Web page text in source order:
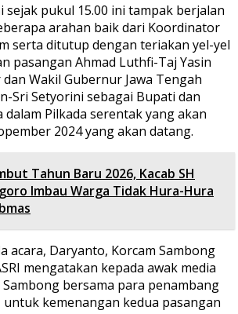
sejak pukul 15.00 ini tampak berjalan
arahan baik dari Koordinator
serta ditutup dengan teriakan yel-yel
pasangan Ahmad Luthfi-Taj Yasin
Wakil Gubernur Jawa Tengah
Sri Setyorini sebagai Bupati dan
Pilkada serentak yang akan
2024 yang akan datang.
Tahun Baru 2026, Kacab SH
Imbau Warga Tidak Hura-Hura
acara, Daryanto, Korcam Sambong
mengatakan kepada awak media
bersama para penambang
untuk kemenangan kedua pasangan